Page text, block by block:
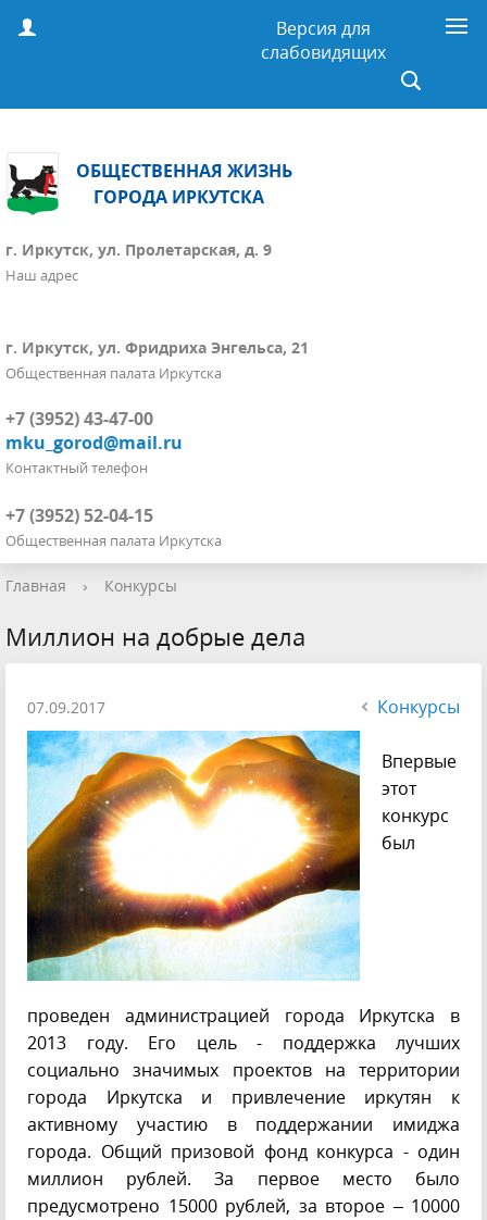
Версия для
слабовидящих
ОБЩЕСТВЕННАЯ ЖИЗНЬ
ГОРОДА ИРКУТСКА
г. Иркутск, ул. Пролетарская, д. 9
Наш адрес
г. Иркутск, ул. Фридриха Энгельса, 21
Общественная палата Иркутска
+7 (3952) 43-47-00
mku_gorod@mail.ru
Контактный телефон
+7 (3952) 52-04-15
Общественная палата Иркутска
Главная › Конкурсы
Миллион на добрые дела
07.09.2017 Конкурсы
Впервые
этот
конкурс
был
проведен администрацией города Иркутска в
2013 году. Его цель - поддержка лучших
социально значимых проектов на территории
города Иркутска и привлечение иркутян к
активному участию в поддержании имиджа
города. Общий призовой фонд конкурса - один
миллион рублей. За первое место было
предусмотрено 15000 рублей, за второе – 10000